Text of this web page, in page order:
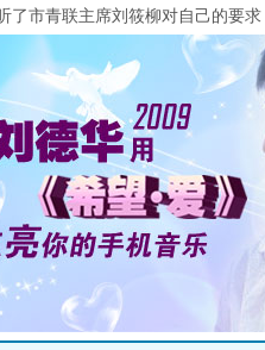
了市青联主席刘筱柳对自己的要